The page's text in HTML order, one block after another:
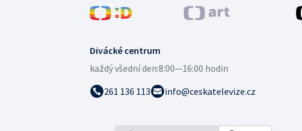
Divácké centrum
každý všední den:8:00—16:00 hodin
261 136 113
info@ceskatelevize.cz